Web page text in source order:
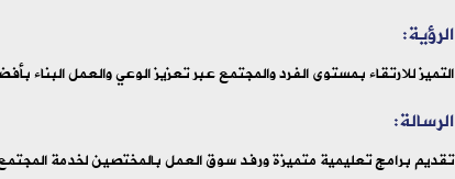
الرؤية:
التميز للارتقاء بمستوى الفرد والمجتمع عبر تعزيز الوعي والعمل البناء
الرسالة:
تقديم برامج تعليمية متميزة ورفد سوق العمل بالمختصين لخدمة